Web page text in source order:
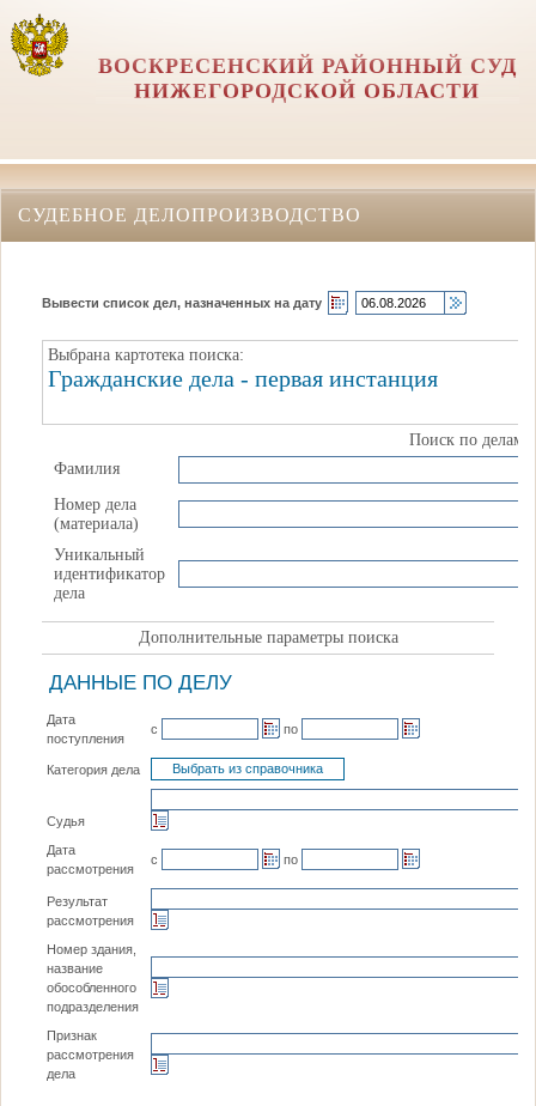
ВОСКРЕСЕНСКИЙ РАЙОННЫЙ СУД
НИЖЕГОРОДСКОЙ ОБЛАСТИ
СУДЕБНОЕ ДЕЛОПРОИЗВОДСТВО
Вывести список дел, назначенных на дату
Выбрана картотека поиска:
Гражданские дела - первая инстанция
Поиск по делам
Фамилия
Номер дела
(материала)
Уникальный
идентификатор
дела
Дополнительные параметры поиска
ДАННЫЕ ПО ДЕЛУ
Дата
поступления
с по
Категория дела
Судья
Дата
рассмотрения
с по
Результат
рассмотрения
Номер здания,
название
обособленного
подразделения
Признак
рассмотрения
дела